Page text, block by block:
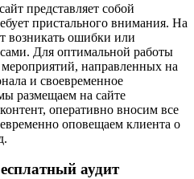
представляет собой
пристального внимания. На
возникать ошибки или
Для оптимальной работы
направленных на
и своевременное
размещаем на сайте
оперативно вносим все
оповещаем клиента о
аудит